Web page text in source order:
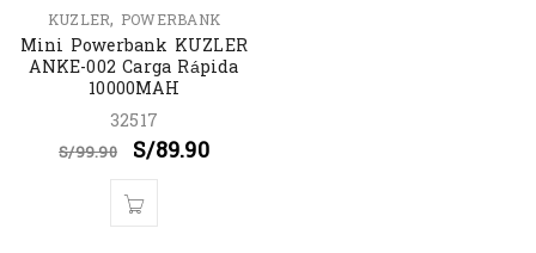
KUZLER, POWERBANK
Mini Powerbank KUZLER
ANKE-002 Carga Rápida
10000MAH
32517
S/99.90 S/89.90